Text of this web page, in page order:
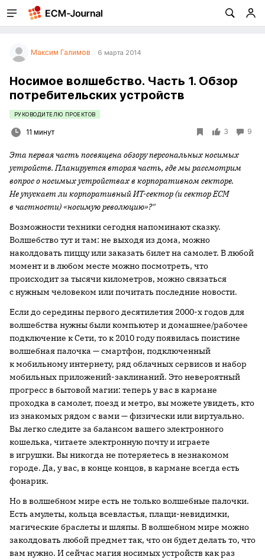
Максим Галимов 6 марта 2014
Носимое волшебство. Часть 1. Обзор
потребительских устройств
РУКОВОДИТЕЛЮ ПРОЕКТОВ
11 минут 3 9
Эта первая часть посвящена обзору персональных носимых
устройств. Планируется вторая часть, где мы рассмотрим
вопрос о носимых устройствах в корпоративном секторе.
Не упускает ли корпоративный ИТ-сектор (и сектор ECM
в частности) «носимую революцию»?"
Возможности техники сегодня напоминают сказку.
Волшебство тут и там: не выходя из дома, можно
наколдовать пиццу или заказать билет на самолет. В любой
момент и в любом месте можно посмотреть, что
происходит за тысячи километров, можно связаться
с нужным человеком или почитать последние новости.
Если до середины первого десятилетия 2000-х годов для
волшебства нужны были компьютер и домашнее/рабочее
подключение к Сети, то к 2010 году появилась поистине
волшебная палочка — смартфон, подключенный
к мобильному интернету, ряд облачных сервисов и набор
мобильных приложений-заклинаний. Это невероятный
прогресс в бытовой магии: теперь у вас в кармане
проходка в самолет, поезд и метро, вы можете увидеть, кто
из знакомых рядом с вами — физически или виртуально.
Вы легко следите за балансом вашего электронного
кошелька, читаете электронную почту и играете
в игрушки. Вы никогда не потеряетесь в незнакомом
городе. Да, у вас, в конце концов, в кармане всегда есть
фонарик.
Но в волшебном мире есть не только волшебные палочки.
Есть амулеты, кольца всевластья, плащи-невидимки,
магические браслеты и шляпы. В волшебном мире можно
заколдовать любой предмет так, что он будет делать то, что
вам нужно. И сейчас магия носимых устройств как раз